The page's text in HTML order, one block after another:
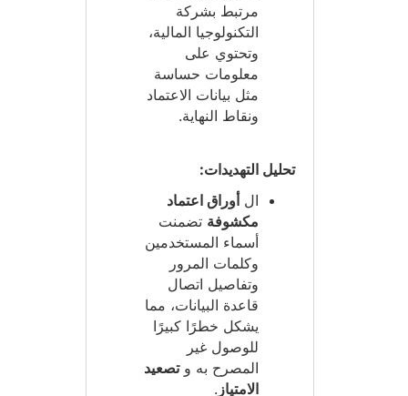
مرتبط بشركة
التكنولوجيا المالية،
وتحتوي على
معلومات حساسة
مثل بيانات الاعتماد
ونقاط النهاية.
تحليل التهديدات:
ال أوراق اعتماد
مكشوفة تضمنت
أسماء المستخدمين
وكلمات المرور
وتفاصيل اتصال
قاعدة البيانات، مما
يشكل خطرًا كبيرًا
للوصول غير
المصرح به وتصعيد
الامتياز .